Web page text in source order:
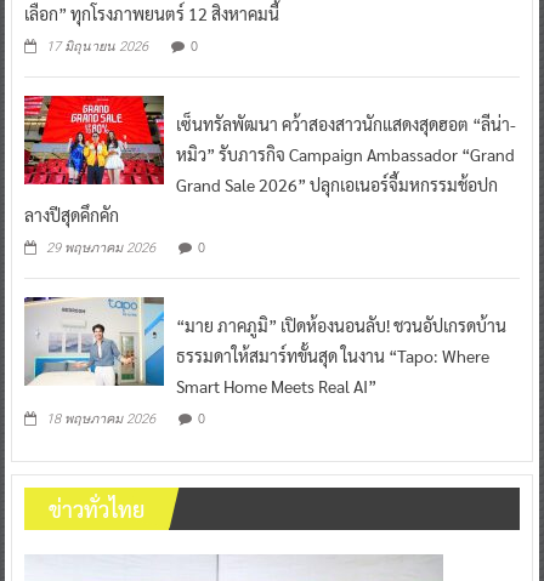
เลือก” ทุกโรงภาพยนตร์ 12 สิงหาคมนี้
17 มิถุนายน 2026 0
เซ็นทรัลพัฒนา คว้าสองสาวนักแสดงสุดฮอต “ลีน่า-
หมิว” รับภารกิจ Campaign Ambassador “Grand
Grand Sale 2026” ปลุกเอเนอร์จี้มหกรรมช้อปก
ลางปีสุดคึกคัก
29 พฤษภาคม 2026 0
“มาย ภาคภูมิ” เปิดห้องนอนลับ! ชวนอัปเกรดบ้าน
ธรรมดาให้สมาร์ทขั้นสุด ในงาน “Tapo: Where
Smart Home Meets Real AI”
18 พฤษภาคม 2026 0
ข่าวทั่วไทย